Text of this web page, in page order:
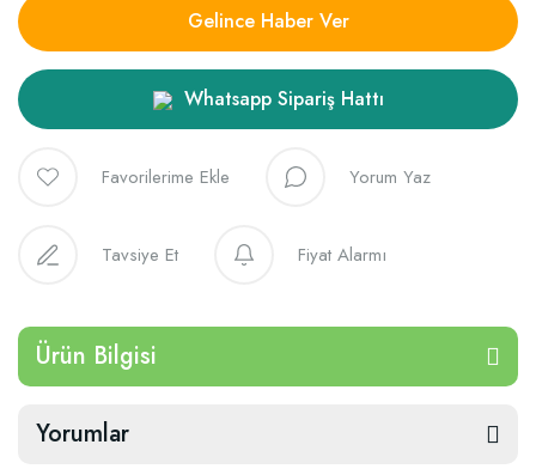
Gelince Haber Ver
Whatsapp Sipariş Hattı
Yorum Yaz
Tavsiye Et Fiyat Alarmı
Ürün Bilgisi
Yorumlar